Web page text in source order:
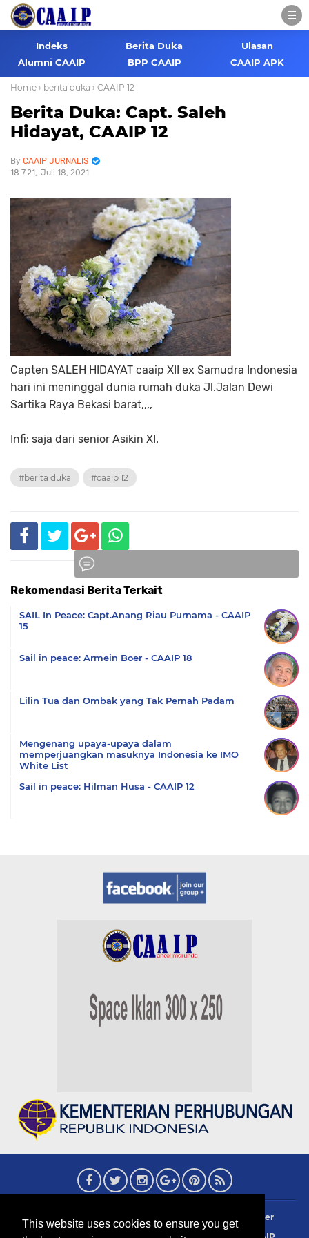
This website uses cookies to ensure you get
Indeks Berita Duka
Ulasan
Alumni CAAIP
BPP CAAIP CAAIP APK
Home › berita duka › CAAIP 12
Berita Duka: Capt. Saleh
Hidayat, CAAIP 12
CAAIP JURNALIS
18.7.21
Juli 18, 2021
Capten SALEH HIDAYAT caaip XII ex Samudra Indonesia
hari ini meninggal dunia rumah duka Jl.Jalan Dewi
Sartika Raya Bekasi barat,,,,
Infi: saja dari senior Asikin XI.
#berita duka #caaip 12
Rekomendasi Berita Terkait
SAIL In Peace: Capt.Anang Riau Purnama - CAAIP
15
Sail in peace: Armein Boer - CAAIP 18
Lilin Tua dan Ombak yang Tak Pernah Padam
Mengenang upaya-upaya dalam
memperjuangkan masuknya Indonesia ke IMO
White List
Sail in peace: Hilman Husa - CAAIP 12
About Redaksi Contact
Disclaimer